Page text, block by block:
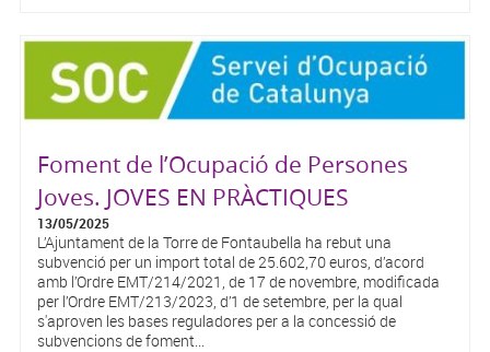
Foment de l’Ocupació de Persones
Joves. JOVES EN PRÀCTIQUES
13/05/2025
L’Ajuntament de la Torre de Fontaubella ha rebut una
subvenció per un import total de 25.602,70 euros, d’acord
amb l’Ordre EMT/214/2021, de 17 de novembre, modificada
per l’Ordre EMT/213/2023, d’1 de setembre, per la qual
s'aproven les bases reguladores per a la concessió de
subvencions de foment...